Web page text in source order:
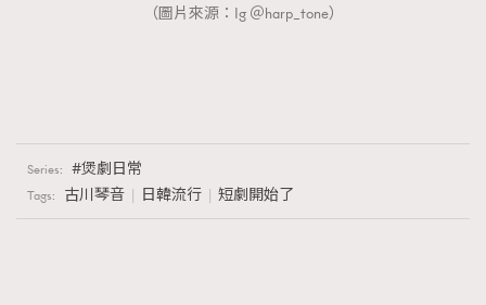
（圖片來源：Ig ＠harp_tone）
Series: 煲劇日常
Tags: 古川琴音 日韓流行 短劇開始了